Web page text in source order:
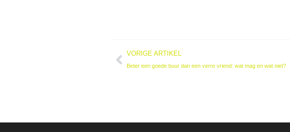
VORIGE ARTIKEL
Beter een goede buur dan een verre vriend: wat mag en wat niet?